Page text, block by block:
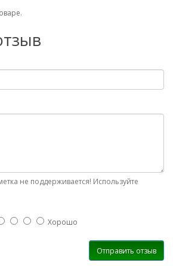
не поддерживается! Используйте
Хорошо
Отправить отзыв